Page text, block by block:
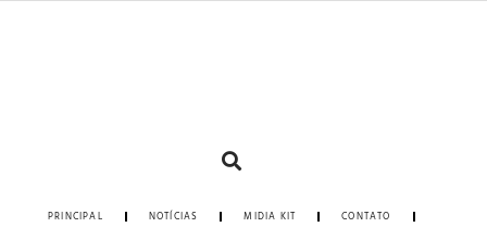
PRINCIPAL NOTÍCIAS MIDIA KIT CONTATO